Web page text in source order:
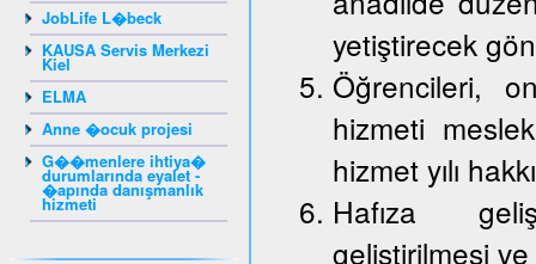
JobLife L�beck
KAUSA Servis Merkezi
Kiel
ELMA
Anne �ocuk projesi
G��menlere ihtiya�
durumlarında eyalet -
�apında danışmanlık
hizmeti
yetiştirecek
Öğrencileri,
hizmeti
hizmet yılı
Hafıza
geliştirilmesi ve